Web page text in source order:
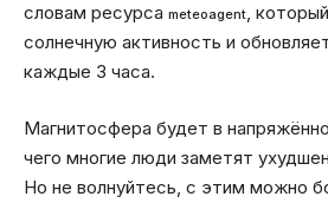
словам ресурса meteoagent,
солнечную активность и
каждые 3 часа.
Магнитосфера будет в
чего многие люди заметят
Но не волнуйтесь, с этим можно